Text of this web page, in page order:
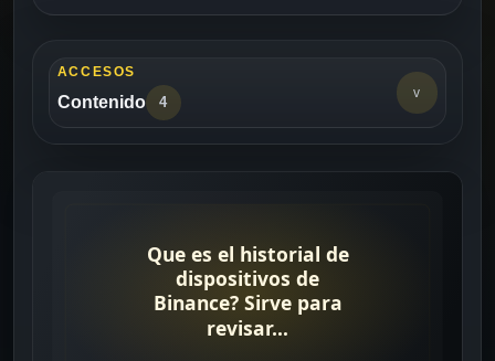
ACCESOS
Contenido 4
v
Definicion ->
Comprobaciones rapidas
Lecturas relacionadas